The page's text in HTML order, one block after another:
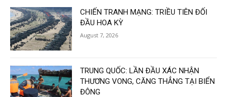
CHIẾN TRANH MẠNG: TRIỀU TIÊN ĐỐI
ĐẦU HOA KỲ
August 7, 2026
TRUNG QUỐC: LẦN ĐẦU XÁC NHẬN
THƯƠNG VONG, CĂNG THẲNG TẠI BIỂN
ĐÔNG